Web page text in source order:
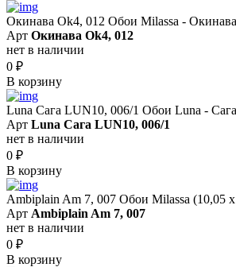
Окинава Ok4, 012 Обои Milassa -
Арт Окинава Ok4, 012
нет в наличии
0 ₽
В корзину
Luna Сага LUN10, 006/1 Обои Luna -
Арт Luna Сага LUN10, 006/1
нет в наличии
0 ₽
В корзину
Ambiplain Am 7, 007 Обои Milassa (10,05
Арт Ambiplain Am 7, 007
нет в наличии
0 ₽
В корзину